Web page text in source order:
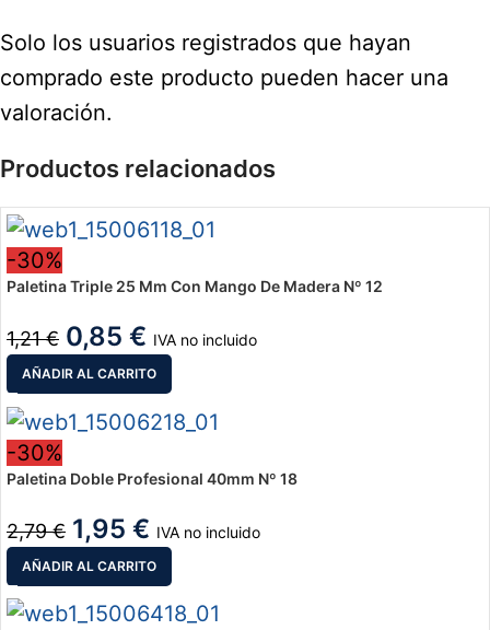
Solo los usuarios registrados que hayan
comprado este producto pueden hacer una
valoración.
Productos relacionados
-30%
Paletina Triple 25 Mm Con Mango De Madera Nº 12
1,21€ 0,85 € IVA no incluido
AÑADIR AL CARRITO
-30%
Paletina Doble Profesional 40mm Nº 18
2,79€ 1,95 € IVA no incluido
AÑADIR AL CARRITO